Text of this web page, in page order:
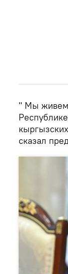
" Мы живем
сказал